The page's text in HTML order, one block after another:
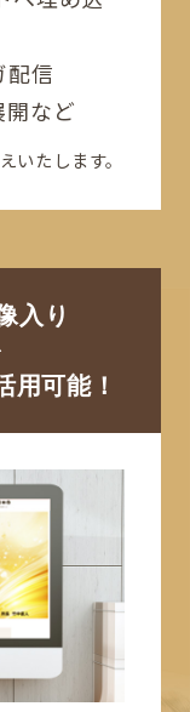
配信
など
たします。
入り
用可能！